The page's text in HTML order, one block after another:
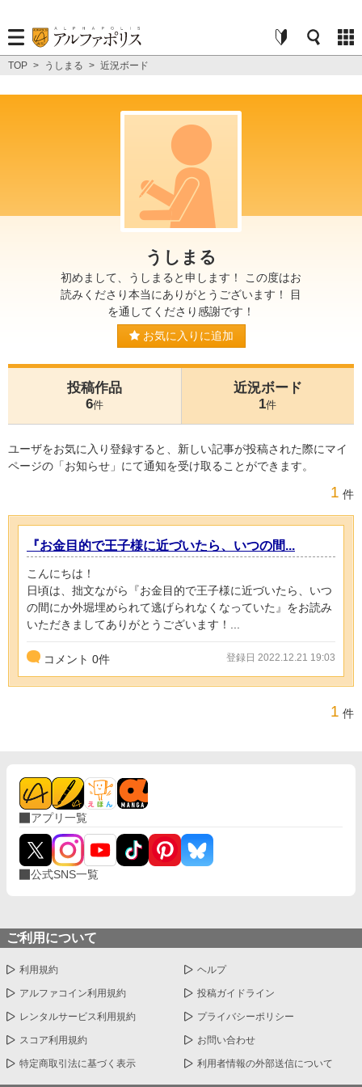
TOP > うしまる > 近況ボード
うしまる
初めまして、うしまると申します！ この度はお
読みくださり本当にありがとうございます！ 目
を通してくださり感謝です！
お気に入りに追加
投稿作品
6件
近況ボード
1件
ユーザをお気に入り登録すると、新しい記事が投稿された際にマイ
ページの「お知らせ」にて通知を受け取ることができます。
1 件
『お金目的で王子様に近づいたら、いつの間...
こんにちは！
日頃は、拙文ながら『お金目的で王子様に近づいたら、いつ
の間にか外堀埋められて逃げられなくなっていた』をお読み
いただきましてありがとうございます！...
コメント 0件 登録日 2022.12.21 19:03
1 件
アプリ一覧
公式SNS一覧
ご利用について
利用規約 ヘルプ
アルファコイン利用規約 投稿ガイドライン
レンタルサービス利用規約 プライバシーポリシー
スコア利用規約 お問い合わせ
特定商取引法に基づく表示 利用者情報の外部送信について